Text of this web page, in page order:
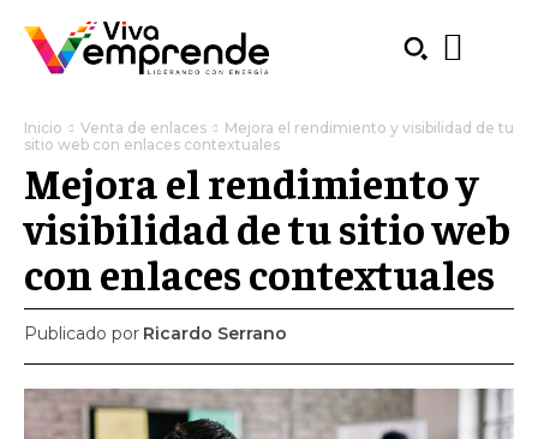
Inicio Venta de enlaces
Mejora el rendimiento y visibilidad de tu
sitio web con enlaces contextuales
Mejora el rendimiento y
visibilidad de tu sitio web
con enlaces contextuales
Publicado por Ricardo Serrano